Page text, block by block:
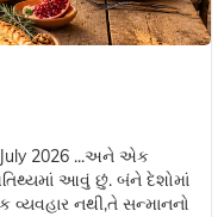
July 2026 ...અને એક
આવું છું. બંને દેશોમાં
વ્યવહાર નથી,તે સન્માનનો